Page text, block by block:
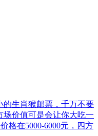
生肖猴邮票，千万不要
场价值可是会让你大吃一
格在5000-6000元，四方